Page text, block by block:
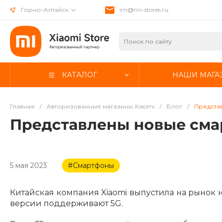
Горно-Алтайск im@mi-stores.ru
КАТАЛОГ НАШИ
Главная / Авторизованные магазины Xiaomi / Блог /
Представлены новые
5 мая 2023 #Смартфоны
Китайская компания Xiaomi выпустила на
версии поддерживают 5G.